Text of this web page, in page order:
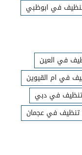
في ابوظبي
في العين
في ام القيوين
في دبي
في عجمان